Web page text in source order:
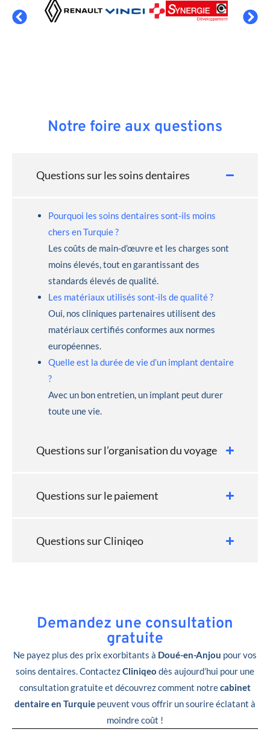
Notre foire aux questions
Questions sur les soins dentaires
Pourquoi les soins dentaires sont-ils moins
chers en Turquie ?
Les coûts de main-d’œuvre et les charges sont
moins élevés, tout en garantissant des
standards élevés de qualité.
Les matériaux utilisés sont-ils de qualité ?
Oui, nos cliniques partenaires utilisent des
matériaux certifiés conformes aux normes
européennes.
Quelle est la durée de vie d’un implant dentaire
?
Avec un bon entretien, un implant peut durer
toute une vie.
Questions sur l’organisation du voyage
Questions sur le paiement
Questions sur Cliniqeo
Demandez une consultation
gratuite
Ne payez plus des prix exorbitants à Doué-en-Anjou pour vos
soins dentaires. ContactezCliniqeo dès aujourd’hui pour une
consultation gratuite et découvrez comment notrecabinet
dentaire en Turquie peuvent vous offrir un sourire éclatant à
moindre coût !